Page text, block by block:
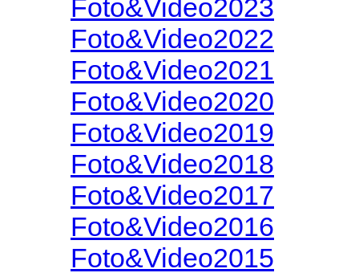
Foto&Video2023
Foto&Video2022
Foto&Video2021
Foto&Video2020
Foto&Video2019
Foto&Video2018
Foto&Video2017
Foto&Video2016
Foto&Video2015